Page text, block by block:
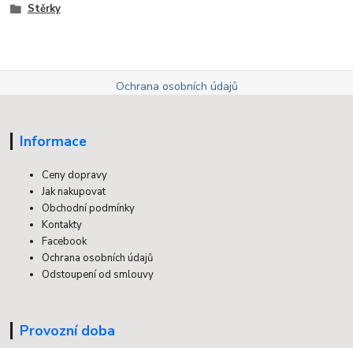
Stěrky
Ochrana osobních údajů
Informace
Ceny dopravy
Jak nakupovat
Obchodní podmínky
Kontakty
Facebook
Ochrana osobních údajů
Odstoupení od smlouvy
Provozní doba